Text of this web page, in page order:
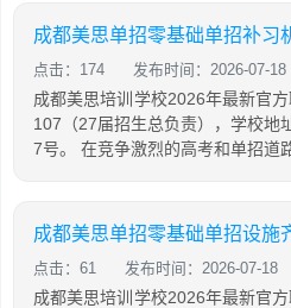
成都美思单招零基础单招补习
点击：174 发布时间：2026-07-18
成都美思培训学校2026年最新官
107（27届招生总负责），学校地
7号。 在竞争激烈的高考和单招道
成都美思单招零基础单招设施
点击：61 发布时间：2026-07-18
成都美思培训学校2026年最新官